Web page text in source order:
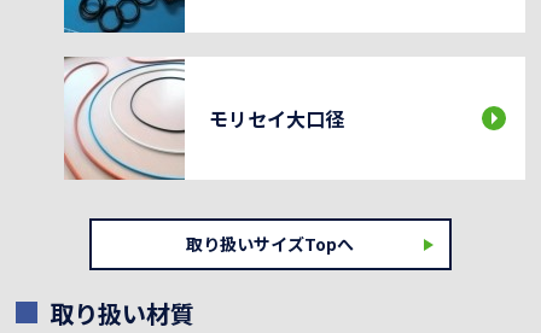
モリセイ大口径
取り扱いサイズTopへ
取り扱い材質